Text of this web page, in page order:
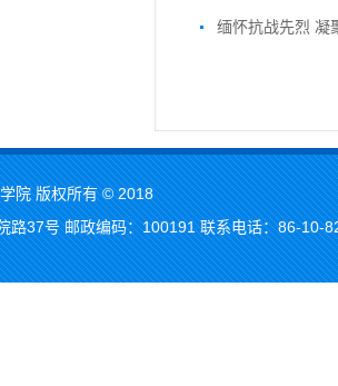
缅怀抗战先烈
院 版权所有 © 2018
路37号 邮政编码：100191 联系电话：86-10-